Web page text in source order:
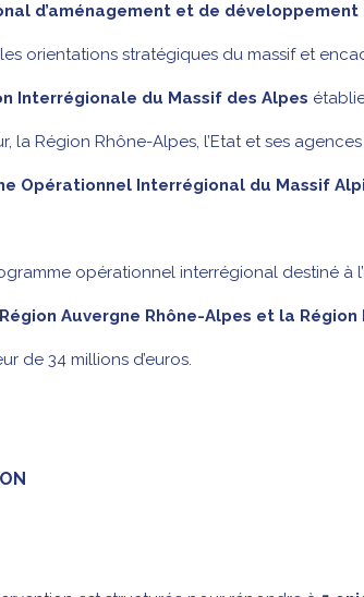
d’aménagement et de développement
orientations stratégiques du massif et
Interrégionale du Massif des Alpes
la Région Rhône-Alpes, l’Etat et ses agences
Opérationnel Interrégional du Massif
opérationnel interrégional destiné à
Auvergne Rhône-Alpes et la Région
de 34 millions d’euros.